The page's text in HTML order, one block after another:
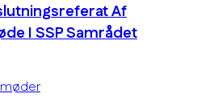
Af
I SSP Samrådet